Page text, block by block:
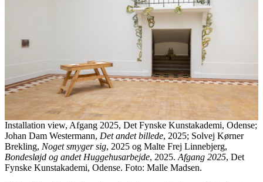
Installation view, Afgang 2025, Det Fynske Kunstakademi, Odense;
Johan Dam Westermann, Det andet billede, 2025; Solvej Kørner
Brekling, Noget smyger sig, 2025 og Malte Frej Linnebjerg,
Bondesløjd og andet Huggehusarbejde, 2025.Afgang 2025, Det
Fynske Kunstakademi, Odense. Foto: Malle Madsen.